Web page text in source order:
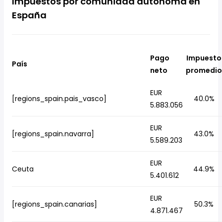
España
País
Pago
neto
Impuesto
promedio
[regions_spain.pais_vasco]
EUR
5.883.056
40.0%
[regions_spain.navarra]
EUR
5.589.203
43.0%
Ceuta
EUR
5.401.612
44.9%
[regions_spain.canarias]
EUR
4.871.467
50.3%